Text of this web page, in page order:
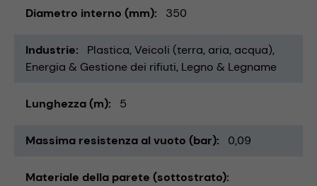
Diametro interno (mm) 350
Industrie Plastica Veicoli (terra, aria, acqua)
Energia & Gestione dei rifiuti Legno & Legname
Lunghezza (m) 5
Massima resistenza al vuoto (bar) 0,09
Materiale della parete (sottostrato)